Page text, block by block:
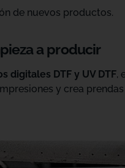
de nuevos productos.
a producir
digitales DTF y UV DTF,
y crea